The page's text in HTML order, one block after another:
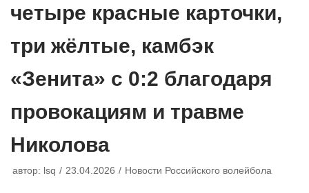
четыре красные карточки,
три жёлтые, камбэк
«Зенита» с 0:2 благодаря
провокациям и травме
Николова
автор: lsq 23.04.2026 Новости Российского волейбола